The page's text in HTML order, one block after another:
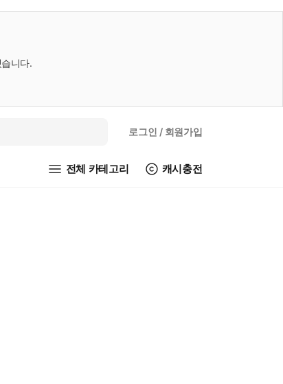
니다.
로그인 / 회원가입
전체 카테고리 캐시충전